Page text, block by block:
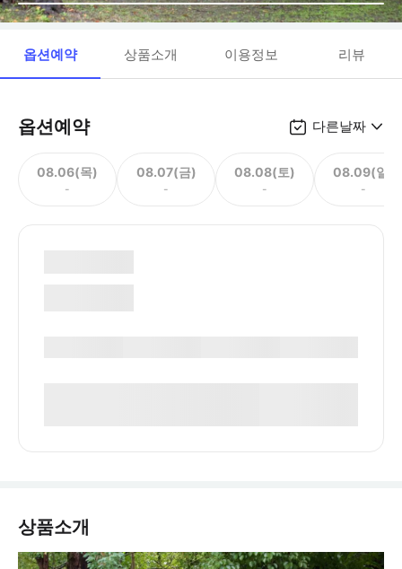
옵션예약 상품소개 이용정보 리뷰
옵션예약 다른날짜
08.06(목)
-
08.07(금)
-
08.08(토)
-
08.09(일)
-
상품소개